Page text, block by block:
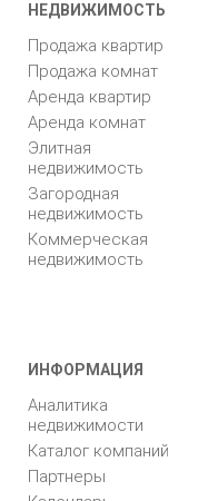
НЕДВИЖИМОСТЬ
Продажа квартир
Продажа комнат
Аренда квартир
Аренда комнат
Элитная
недвижимость
Загородная
недвижимость
Коммерческая
недвижимость
ИНФОРМАЦИЯ
Аналитика
недвижимости
Каталог компаний
Партнеры